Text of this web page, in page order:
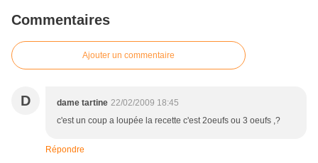
Commentaires
Ajouter un commentaire
D dame tartine 22/02/2009 18:45
c'est un coup a loupée la recette c'est 2oeufs ou 3 oeufs ,?
Répondre